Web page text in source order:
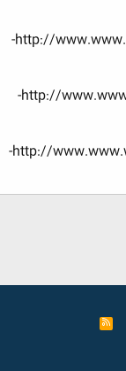
http://www.www.www.iran-eng.ir/showthread.php/358381-
http://www.www.www.iran-eng.ir/showthread.php/358112-
http://www.www.www.iran-eng.ir/showthread.php/358536-
R
S